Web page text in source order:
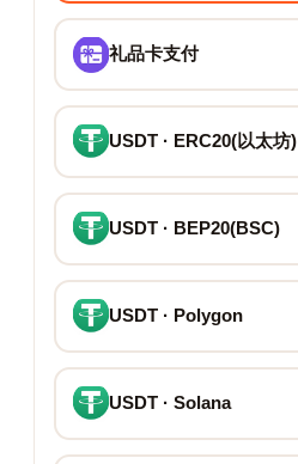
礼品卡支付
USDT · ERC20(以太坊)
USDT · BEP20(BSC)
USDT · Polygon
USDT · Solana